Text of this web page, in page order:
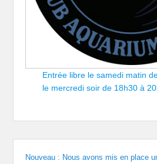
Entrée libre le samedi matin
le mercredi soir de 18h30 à
Nouveau : Nous avons mis en place